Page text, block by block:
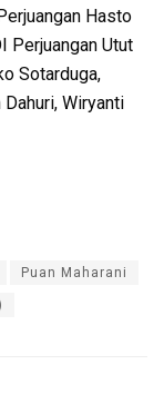
Hasto
Perjuangan Utut
Sotarduga,
Dahuri, Wiryanti
Puan Maharani